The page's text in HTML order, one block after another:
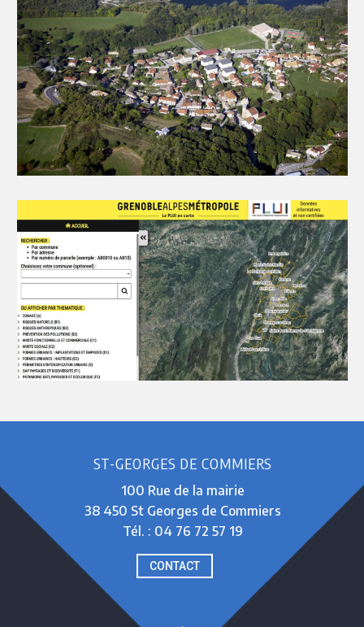
ST-GEORGES DE COMMIERS
100 Rue de la mairie
38 450 St Georges de Commiers
Tél. : 04 76 72 57 19
CONTACT